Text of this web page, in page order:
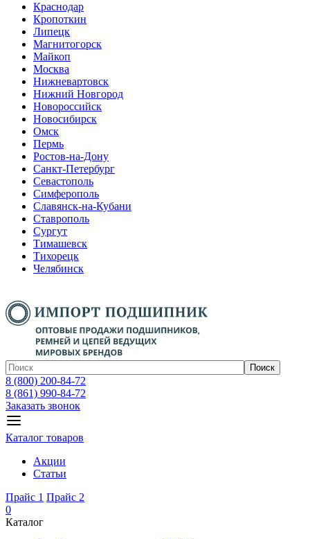
Краснодар
Кропоткин
Липецк
Магнитогорск
Майкоп
Москва
Нижневартовск
Нижний Новгород
Новороссийск
Новосибирск
Омск
Пермь
Ростов-на-Дону
Санкт-Петербург
Севастополь
Симферополь
Славянск-на-Кубани
Ставрополь
Сургут
Тимашевск
Тихорецк
Челябинск
Поиск
8 (800) 200-84-72
8 (861) 990-84-72
Заказать звонок
Каталог товаров
Акции
Статьи
Прайс 1 Прайс 2
0
Каталог